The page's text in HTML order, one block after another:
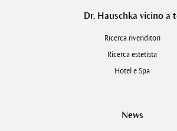
Dr. Hauschka vicino a
Ricerca rivenditori
Ricerca estetista
Hotel e Spa
News